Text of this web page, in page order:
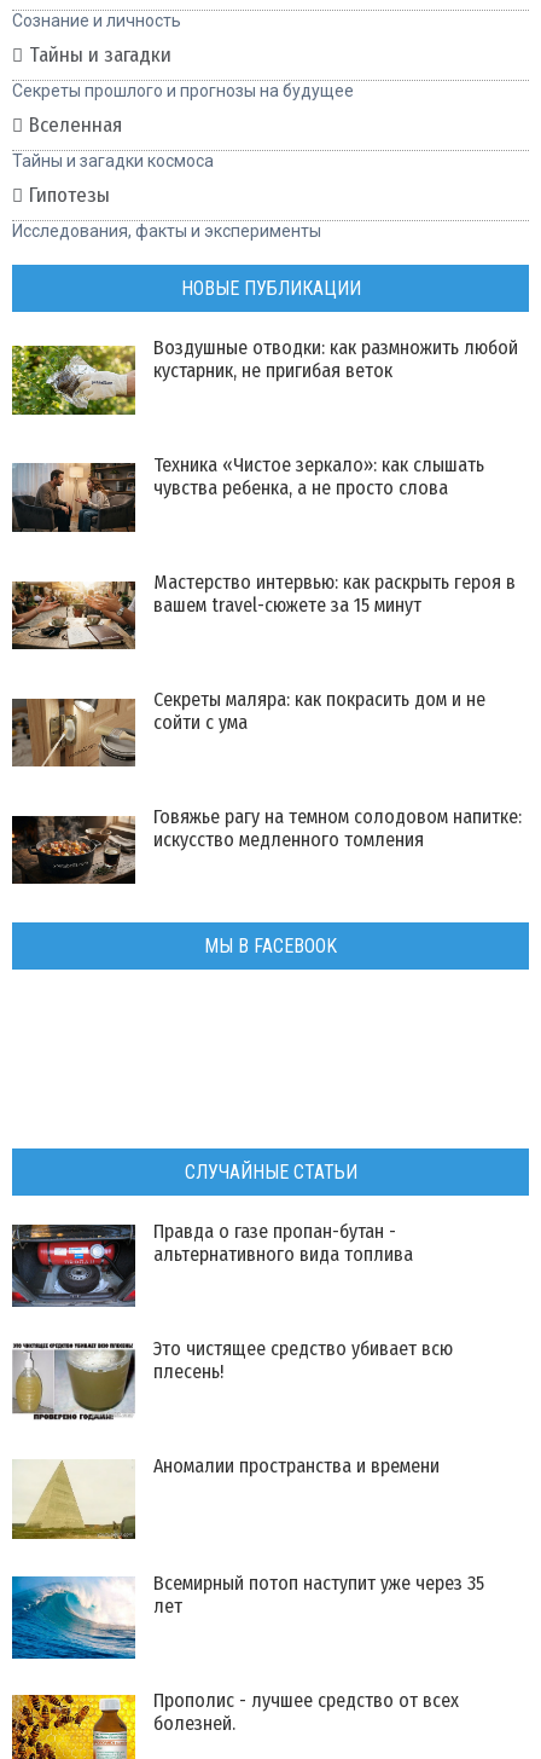
Сознание и личность
Тайны и загадки
Секреты прошлого и прогнозы на будущее
Вселенная
Тайны и загадки космоса
Гипотезы
Исследования, факты и эксперименты
НОВЫЕ ПУБЛИКАЦИИ
Воздушные отводки: как размножить любой
кустарник, не пригибая веток
Техника «Чистое зеркало»: как слышать
чувства ребенка, а не просто слова
Мастерство интервью: как раскрыть героя в
вашем travel-сюжете за 15 минут
Секреты маляра: как покрасить дом и не
сойти с ума
Говяжье рагу на темном солодовом напитке:
искусство медленного томления
МЫ В FACEBOOK
СЛУЧАЙНЫЕ СТАТЬИ
Правда о газе пропан-бутан -
альтернативного вида топлива
Это чистящее средство убивает всю
плесень!
Аномалии пространства и времени
Всемирный потоп наступит уже через 35
лет
Прополис - лучшее средство от всех
болезней.